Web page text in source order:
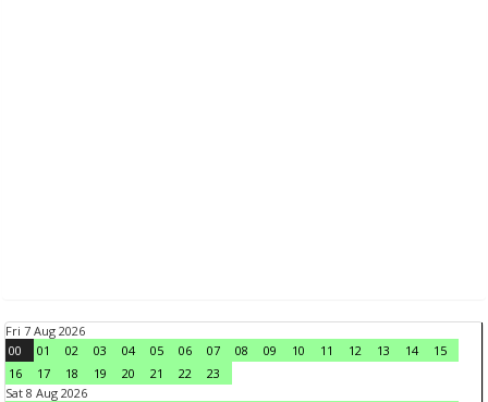
Fri 7 Aug 2026
00
01 02 03 04 05 06 07 08 09 10 11 12 13 14
15
16
17 18 19 20 21 22
23
Sat 8 Aug 2026